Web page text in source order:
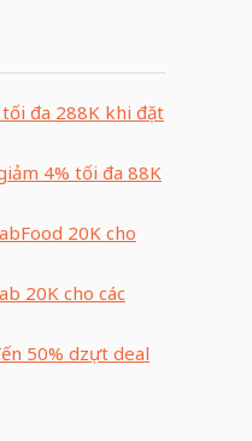
đa 288K khi đặt
4% tối đa 88K
20K cho
20K cho các
50% dzựt deal